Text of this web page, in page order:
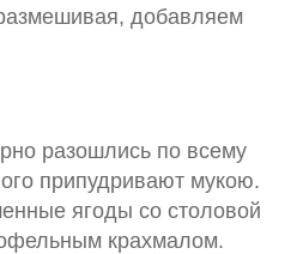
добавляем
разошлись по всему
припудривают мукою.
ягоды со столовой
крахмалом.